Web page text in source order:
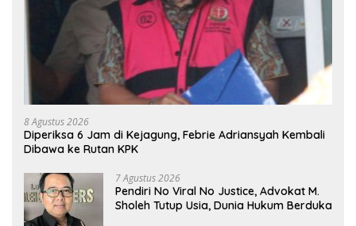
8 Agustus 2026
Diperiksa 6 Jam di Kejagung, Febrie Adriansyah Kembali
Dibawa ke Rutan KPK
7 Agustus 2026
Pendiri No Viral No Justice, Advokat M.
Sholeh Tutup Usia, Dunia Hukum Berduka